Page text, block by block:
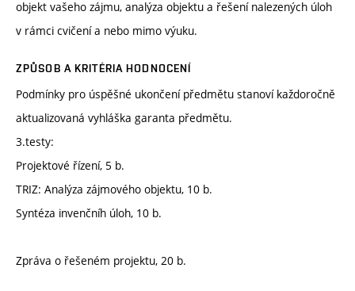
objekt vašeho zájmu, analýza objektu a řešení nalezených úloh
v rámci cvičení a nebo mimo výuku.
ZPŮSOB A KRITÉRIA HODNOCENÍ
Podmínky pro úspěšné ukončení předmětu stanoví každoročně
aktualizovaná vyhláška garanta předmětu.
3.testy:
Projektové řízení, 5 b.
TRIZ: Analýza zájmového objektu, 10 b.
Syntéza invenčníh úloh, 10 b.
Zpráva o řešeném projektu, 20 b.